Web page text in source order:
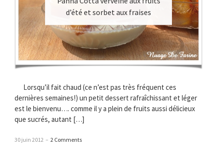
d’été et sorbet aux fraises
Lorsqu’il fait chaud (ce n’est pas très fréquent ces
dernières semaines!) un petit dessert rafraîchissant et léger
est le bienvenu…. comme il y a plein de fruits aussi délicieux
que sucrés, autant […]
30 juin 2012 – 2 Comments